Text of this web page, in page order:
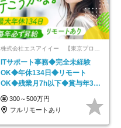
株式会社エスアイイー 【東京プロマーケット上場】
ITサポート事務◆完全未経験
OK◆年休134日◆リモート
OK◆残業月7h以下◆賞与年3回
◆5年目まで必ず昇給
300～500万円
フルリモートあり